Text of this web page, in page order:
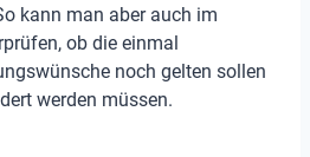
kann man aber auch im
ob die einmal
noch gelten sollen
werden müssen.